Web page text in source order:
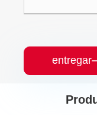
entregar